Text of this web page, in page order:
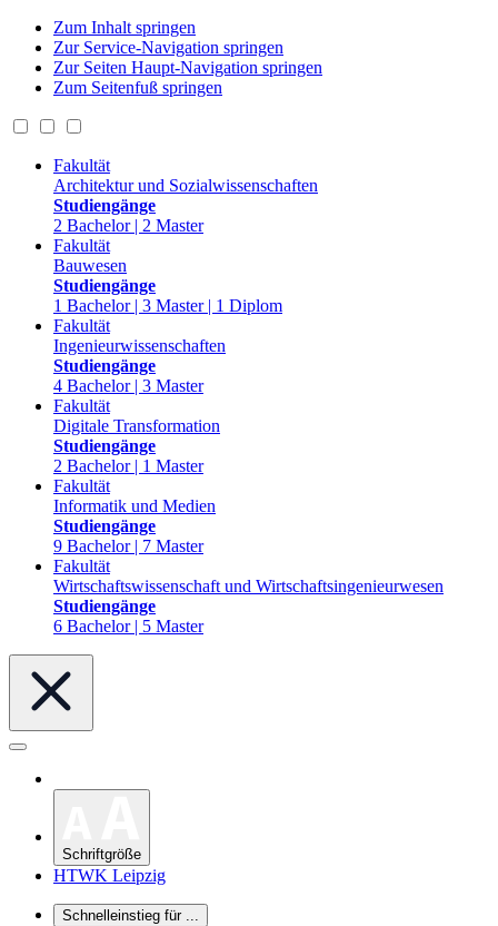
Zum Inhalt springen
Zur Service-Navigation springen
Zur Seiten Haupt-Navigation springen
Zum Seitenfuß springen
Fakultät
Architektur und Sozialwissenschaften
Studiengänge
2 Bachelor | 2 Master
Fakultät
Bauwesen
Studiengänge
1 Bachelor | 3 Master | 1 Diplom
Fakultät
Ingenieurwissenschaften
Studiengänge
4 Bachelor | 3 Master
Fakultät
Digitale Transformation
Studiengänge
2 Bachelor | 1 Master
Fakultät
Informatik und Medien
Studiengänge
9 Bachelor | 7 Master
Fakultät
Wirtschaftswissenschaft und Wirtschaftsingenieurwesen
Studiengänge
6 Bachelor | 5 Master
Schriftgröße
HTWK Leipzig
Schnelleinstieg für ...